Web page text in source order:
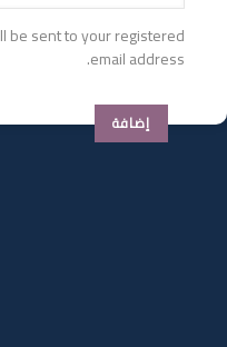
be sent to your registered
email address.